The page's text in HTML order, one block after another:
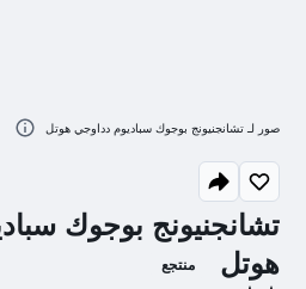
تشانجنيونج بوجوك
هوتل
منتجع
صور لـ تشانجنيونج بوجوك سباديوم دداوجي هوتل